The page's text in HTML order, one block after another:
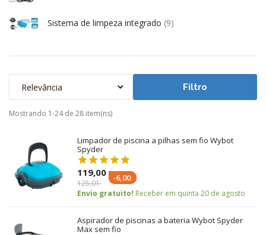
Sistema de limpeza integrado (9)
Relevância Filtro
Mostrando 1-24 de 28 item(ns)
Limpador de piscina a pilhas sem fio Wybot
Spyder
119,00
125,01
-6,00
Envio gratuito! Receber em quinta 20 de agosto
Aspirador de piscinas a bateria Wybot Spyder
Max sem fio